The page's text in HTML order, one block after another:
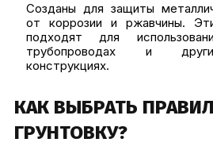
Созданы для защиты
от коррозии и ржавчины.
подходят для
трубопроводах и
конструкциях.
КАК ВЫБРАТЬ
ГРУНТОВКУ?